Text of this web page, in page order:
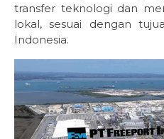
transfer teknologi dan
lokal, sesuai dengan
Indonesia.